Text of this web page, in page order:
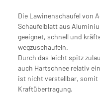
Die Lawinenschaufel von
Schaufelblatt aus
geeignet, schnell und
wegzuschaufeln.
Durch das leicht spitz
auch Hartschnee relativ
ist nicht verstellbar, somit
Kraftübertragung.